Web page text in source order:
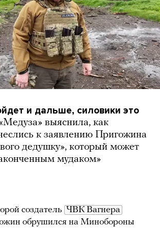
и дальше, силовики это
выяснила, как
к заявлению Пригожина
дедушку», который может
мудаком»
создатель ЧВК Вагнера
обрушился на Минобороны